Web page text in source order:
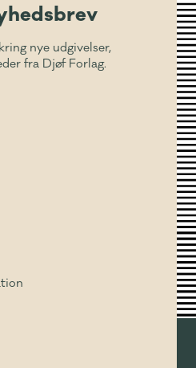
nye udgivelser,
fra Djøf Forlag.